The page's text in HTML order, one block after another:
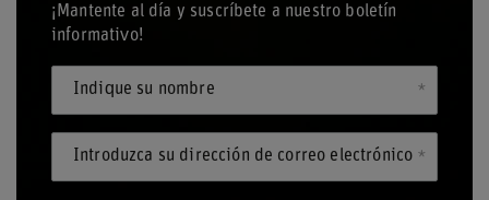
¡Mantente al día y suscríbete a nuestro boletín
informativo!
Indique su nombre
Introduzca su dirección de correo electrónico